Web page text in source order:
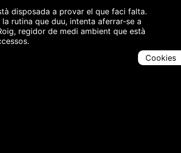
disposada a provar el que faci falta.
rutina que duu, intenta aferrar-se a
regidor de medi ambient que està
Cookies